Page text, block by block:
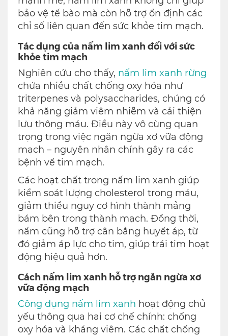
bảo vệ tế bào mà còn hỗ trợ ổn định các
chỉ số liên quan đến sức khỏe tim mạch.
Tác dụng của nấm lim xanh đối với sức
khỏe tim mạch
Nghiên cứu cho thấy, nấm lim xanh rừng
chứa nhiều chất chống oxy hóa như
triterpenes và polysaccharides, chúng có
khả năng giảm viêm nhiễm và cải thiện
lưu thông máu. Điều này vô cùng quan
trọng trong việc ngăn ngừa xơ vữa động
mạch – nguyên nhân chính gây ra các
bệnh về tim mạch.
Các hoạt chất trong nấm lim xanh giúp
kiểm soát lượng cholesterol trong máu,
giảm thiểu nguy cơ hình thành mảng
bám bên trong thành mạch. Đồng thời,
nấm cũng hỗ trợ cân bằng huyết áp, từ
đó giảm áp lực cho tim, giúp trái tim hoạt
động hiệu quả hơn.
Cách nấm lim xanh hỗ trợ ngăn ngừa xơ
vữa động mạch
Công dụng nấm lim xanh hoạt động chủ
yếu thông qua hai cơ chế chính: chống
oxy hóa và kháng viêm. Các chất chống